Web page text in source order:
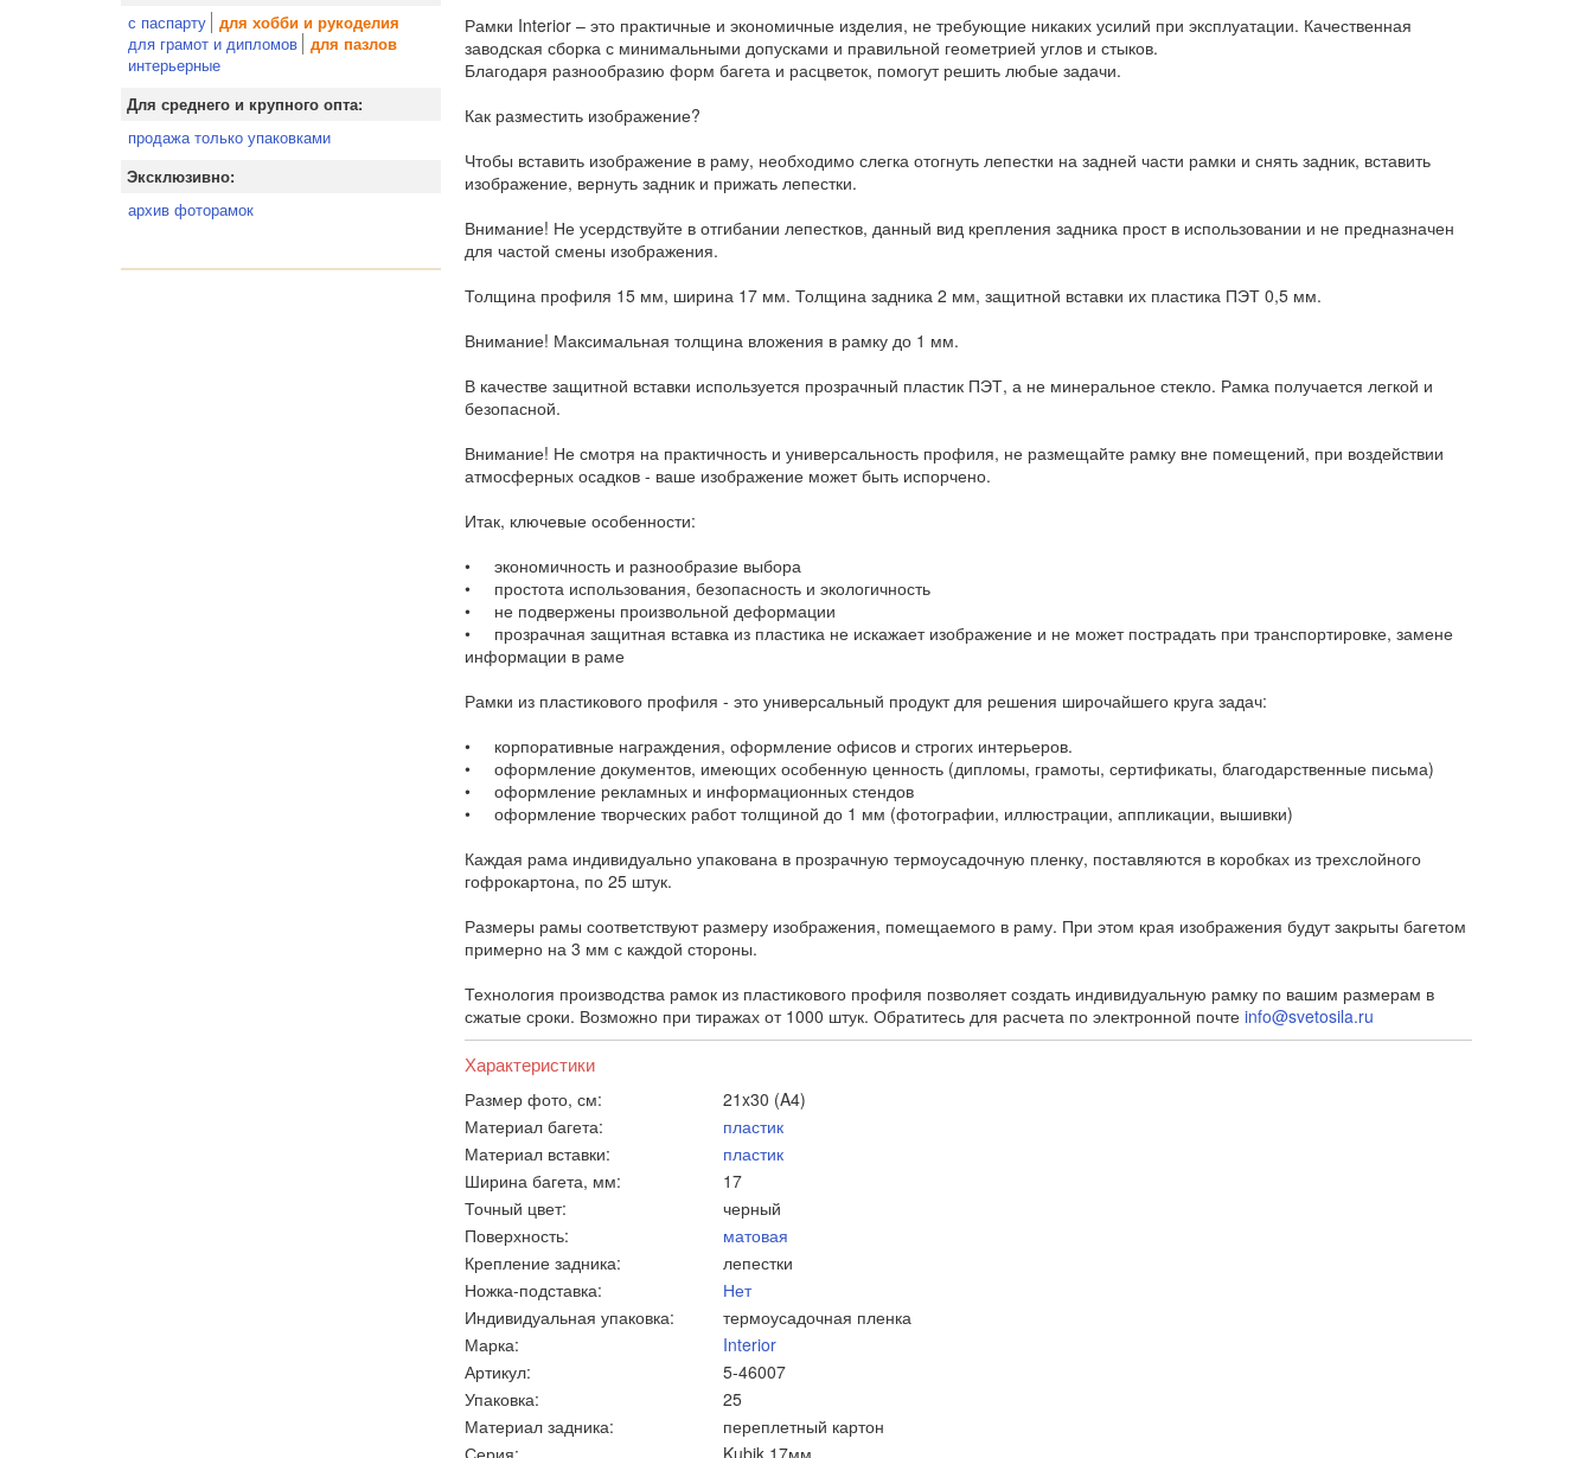
с паспарту для хобби и рукоделия
для грамот и дипломов для пазлов
интерьерные
Для среднего и крупного опта:
продажа только упаковками
Эксклюзивно:
архив фоторамок
Рамки Interior – это практичные и экономичные изделия, не требующие никаких усилий при эксплуатации. Качественная
заводская сборка с минимальными допусками и правильной геометрией углов и стыков.
Благодаря разнообразию форм багета и расцветок, помогут решить любые задачи.
Как разместить изображение?
Чтобы вставить изображение в раму, необходимо слегка отогнуть лепестки на задней части рамки и снять задник, вставить
изображение, вернуть задник и прижать лепестки.
Внимание! Не усердствуйте в отгибании лепестков, данный вид крепления задника прост в использовании и не предназначен
для частой смены изображения.
Толщина профиля 15 мм, ширина 17 мм. Толщина задника 2 мм, защитной вставки их пластика ПЭТ 0,5 мм.
Внимание! Максимальная толщина вложения в рамку до 1 мм.
В качестве защитной вставки используется прозрачный пластик ПЭТ, а не минеральное стекло. Рамка получается легкой и
безопасной.
Внимание! Не смотря на практичность и универсальность профиля, не размещайте рамку вне помещений, при воздействии
атмосферных осадков - ваше изображение может быть испорчено.
Итак, ключевые особенности:
• экономичность и разнообразие выбора
• простота использования, безопасность и экологичность
• не подвержены произвольной деформации
• прозрачная защитная вставка из пластика не искажает изображение и не может пострадать при транспортировке, замене
информации в раме
Рамки из пластикового профиля - это универсальный продукт для решения широчайшего круга задач:
• корпоративные награждения, оформление офисов и строгих интерьеров.
• оформление документов, имеющих особенную ценность (дипломы, грамоты, сертификаты, благодарственные письма)
• оформление рекламных и информационных стендов
• оформление творческих работ толщиной до 1 мм (фотографии, иллюстрации, аппликации, вышивки)
Каждая рама индивидуально упакована в прозрачную термоусадочную пленку, поставляются в коробках из трехслойного
гофрокартона, по 25 штук.
Размеры рамы соответствуют размеру изображения, помещаемого в раму. При этом края изображения будут закрыты багетом
примерно на 3 мм с каждой стороны.
Технология производства рамок из пластикового профиля позволяет создать индивидуальную рамку по вашим размерам в
сжатые сроки. Возможно при тиражах от 1000 штук. Обратитесь для расчета по электронной почте info@svetosila.ru
Характеристики
Размер фото, см:
21x30 (A4)
Материал багета:
пластик
Материал вставки:
пластик
Ширина багета, мм:
17
Точный цвет:
черный
Поверхность:
матовая
Крепление задника:
лепестки
Ножка-подставка:
Нет
Индивидуальная упаковка:
термоусадочная пленка
Марка:
Interior
Артикул:
5-46007
Упаковка:
25
Материал задника:
переплетный картон
Серия:
Kubik 17мм